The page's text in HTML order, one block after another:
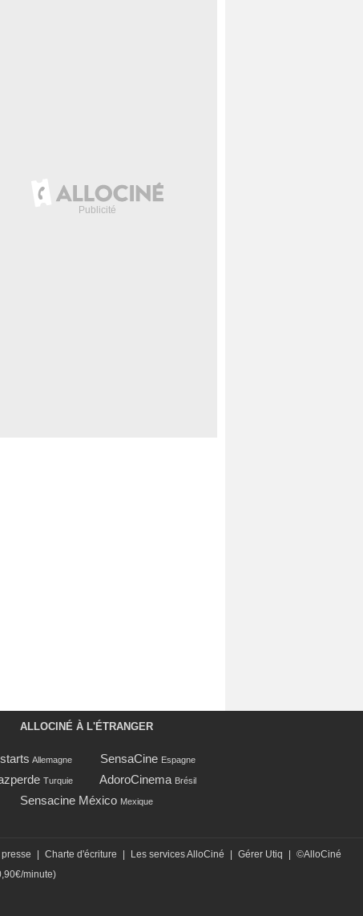
ALLOCINÉ À L'ÉTRANGER
Allemagne SensaCine Espagne
Turquie AdoroCinema Brésil
Sensacine México Mexique
Charte d'écriture Les services AlloCiné Gérer Utiq
©AlloCiné
minute)